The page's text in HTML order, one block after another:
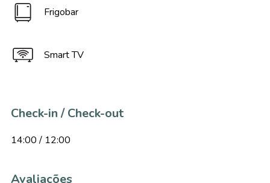
Frigobar
Smart TV
Check-in / Check-out
14:00 / 12:00
Avaliações